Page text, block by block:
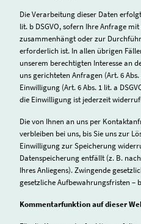
Die Verarbeitung dieser Daten
lit. b DSGVO, sofern Ihre Anfrage
zusammenhängt oder zur
erforderlich ist. In allen übrigen
unserem berechtigten Interesse an
uns gerichteten Anfragen (Art. 6
Einwilligung (Art. 6 Abs. 1 lit. a
die Einwilligung ist jederzeit
Die von Ihnen an uns per
verbleiben bei uns, bis Sie uns zur
Einwilligung zur Speicherung
Datenspeicherung entfällt (z. B.
Ihres Anliegens). Zwingende
gesetzliche Aufbewahrungsfristen –
Kommentarfunktion auf dieser